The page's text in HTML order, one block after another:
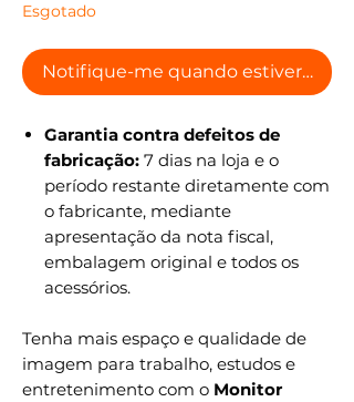
Esgotado
Notifique-me quando estiver
Garantia contra defeitos de
fabricação: 7 dias na loja e o
período restante diretamente com
o fabricante, mediante
apresentação da nota fiscal,
embalagem original e todos os
acessórios.
Tenha mais espaço e qualidade de
imagem para trabalho, estudos e
entretenimento com o Monitor